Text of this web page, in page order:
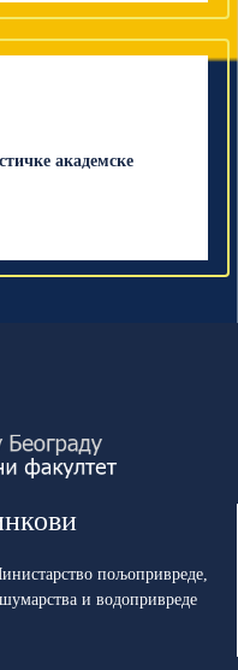
академске
пољопривреде,
шумарства и водопривреде